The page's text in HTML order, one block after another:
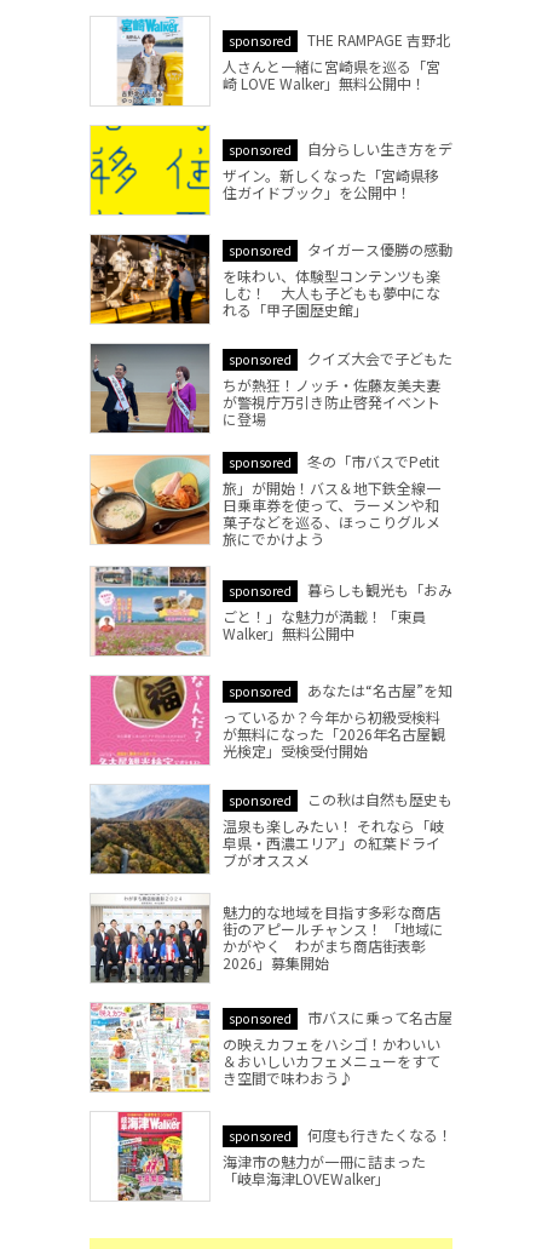
sponsored
THE RAMPAGE 吉野北
人さんと一緒に宮崎県を巡る「宮
崎 LOVE Walker」無料公開中！
sponsored
自分らしい生き方をデ
ザイン。新しくなった「宮崎県移
住ガイドブック」を公開中！
sponsored
タイガース優勝の感動
を味わい、体験型コンテンツも楽
しむ！ 大人も子どもも夢中にな
れる「甲子園歴史館」
sponsored
クイズ大会で子どもた
ちが熱狂！ノッチ・佐藤友美夫妻
が警視庁万引き防止啓発イベント
に登場
sponsored
冬の「市バスでPetit
旅」が開始！バス＆地下鉄全線一
日乗車券を使って、ラーメンや和
菓子などを巡る、ほっこりグルメ
旅にでかけよう
sponsored
暮らしも観光も「おみ
ごと！」な魅力が満載！「東員
Walker」無料公開中
sponsored
あなたは“名古屋”を知
っているか？今年から初級受検料
が無料になった「2026年名古屋観
光検定」受検受付開始
sponsored
この秋は自然も歴史も
温泉も楽しみたい！ それなら「岐
阜県・西濃エリア」の紅葉ドライ
ブがオススメ
魅力的な地域を目指す多彩な商店
街のアピールチャンス！ 「地域に
かがやく わがまち商店街表彰
2026」募集開始
sponsored
市バスに乗って名古屋
の映えカフェをハシゴ！かわいい
＆おいしいカフェメニューをすて
き空間で味わおう♪
sponsored
何度も行きたくなる！
海津市の魅力が一冊に詰まった
「岐阜海津LOVEWalker」